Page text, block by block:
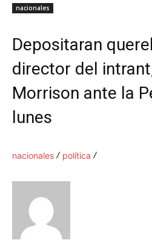
nacionales
Depositaran
director del
Morrison ante la
lunes
nacionales política